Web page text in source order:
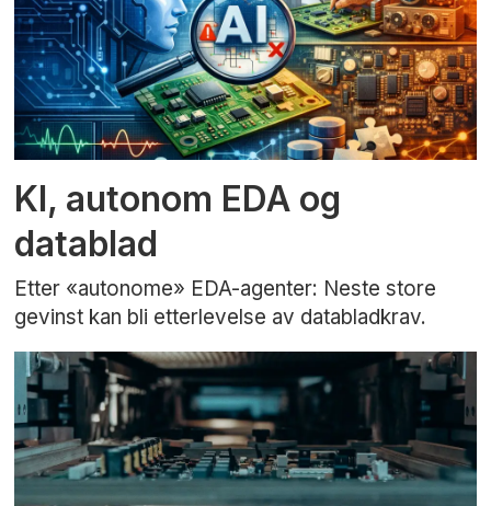
KI, autonom EDA og
datablad
Etter «autonome» EDA-agenter: Neste store
gevinst kan bli etterlevelse av databladkrav.